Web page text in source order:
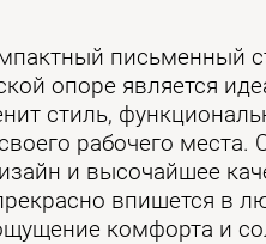
письменный
опоре является
стиль,
рабочего места.
и высочайшее
впишется в
комфорта и